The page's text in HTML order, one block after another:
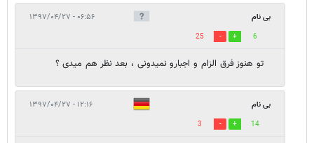
بی نام ۰۶:۵۶ - ۱۳۹۷/۰۴/۲۷
6
25
تو هنوز فرق الزام و اجبارو نمیدونی ، بعد نظر هم میدی ؟
بی نام ۱۲:۱۶ - ۱۳۹۷/۰۴/۲۷
14
3